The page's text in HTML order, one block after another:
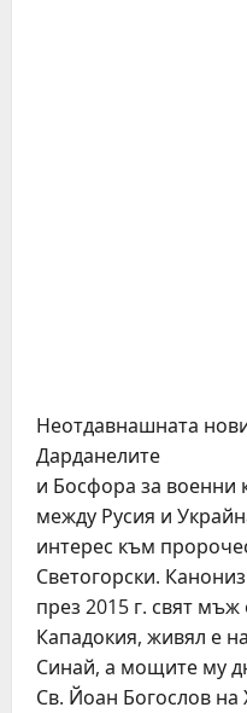
Неотдавнашната
Дарданелите
и Босфора за военни
между Русия и
интерес към
Светогорски.
през 2015 г. свят
Кападокия, живял е
Синай, а мощите му
Св. Йоан Богослов на